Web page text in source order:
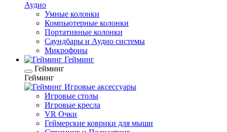
Аудио
Умные колонки
Компьютерные колонки
Портативные колонки
Саундбары и Аудио системы
Микрофоны
Гейминг
Гейминг
Гейминг
Игровые аксессуары
Игровые столы
Игровые кресла
VR Очки
Геймерские коврики для мыши